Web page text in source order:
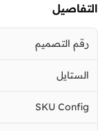
التفاصيل
رقم التصميم
الستايل
SKU Config